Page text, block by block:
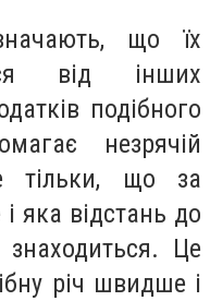
що їх
від інших
подібного
незрячій
тільки, що за
яка відстань до
Це
річ швидше і